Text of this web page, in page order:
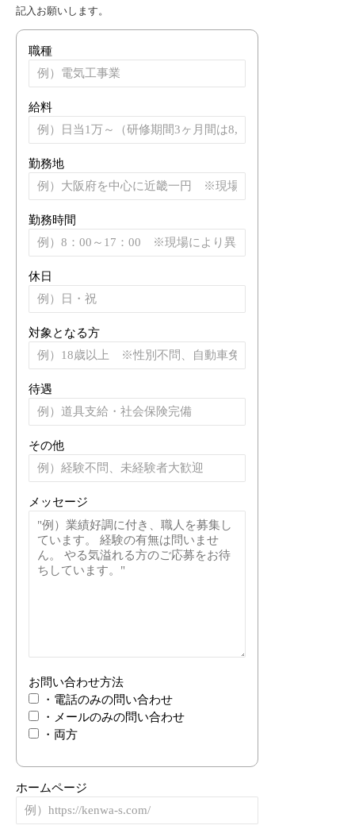
記入お願いします。
職種
給料
勤務地
勤務時間
休日
対象となる方
待遇
その他
メッセージ
お問い合わせ方法
・電話のみの問い合わせ
・メールのみの問い合わせ
・両方
ホームページ